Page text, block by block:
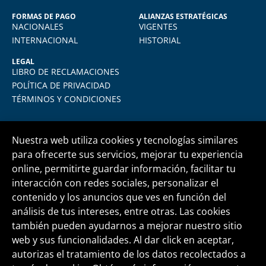
FORMAS DE PAGO
NACIONALES
INTERNACIONAL
ALIANZAS ESTRATÉGICAS
VIGENTES
HISTORIAL
LEGAL
LIBRO DE RECLAMACIONES
POLÍTICA DE PRIVACIDAD
TÉRMINOS Y CONDICIONES
Central telefónica+51 1 500 6133
informes@fide.edu.pe
Nuestra web utiliza cookies y tecnologías similares
para ofrecerte sus servicios, mejorar tu experiencia
online, permitirte guardar información, facilitar tu
interacción con redes sociales, personalizar el
contenido y los anuncios que ves en función del
análisis de tus intereses, entre otras. Las cookies
también pueden ayudarnos a mejorar nuestro sitio
web y sus funcionalidades. Al dar click en aceptar,
autorizas el tratamiento de los datos recolectados a